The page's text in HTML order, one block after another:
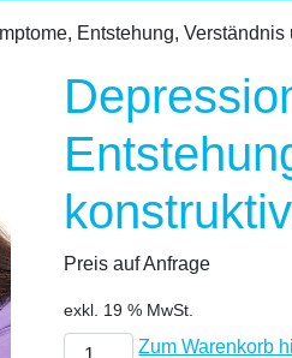
Entstehung,
Preis auf Anfrage
exkl. 19 % MwSt.
Depression - Symptome,
Zum Warenkorb